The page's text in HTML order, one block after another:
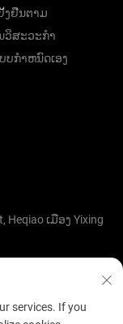
ງຢືນຕາມ
ວິສະວະກຳ
ບກຳຫນົດເອງ
Heqiao ເມືອງ Yixing
services. If you